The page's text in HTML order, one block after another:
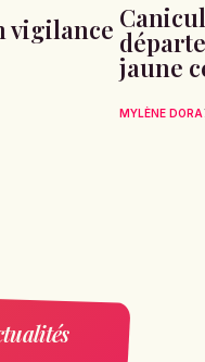
vigilance
jaune
MYLÈNE DORA